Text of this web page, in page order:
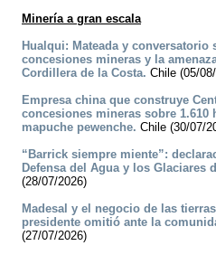
Minería a gran escala
Hualqui: Mateada y conversatorio
concesiones mineras y la
Cordillera de la Costa. Chile (05/
Empresa china que construye
concesiones mineras sobre 1.610
mapuche pewenche. Chile (30/07/
“Barrick siempre miente”:
Defensa del Agua y los Glaciares
(28/07/2026)
Madesal y el negocio de las
presidente omitió ante la
(27/07/2026)